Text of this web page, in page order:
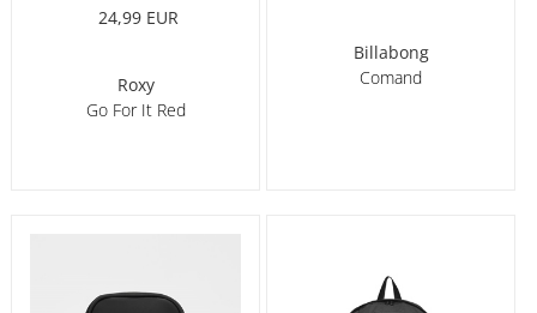
24,99 EUR
Roxy
Go For It Red
Billabong
Comand